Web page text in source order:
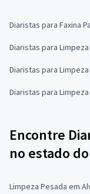
Diaristas para Faxina
Diaristas para
Diaristas para
Diaristas para
Encontre
no estado
Limpeza Pesada em